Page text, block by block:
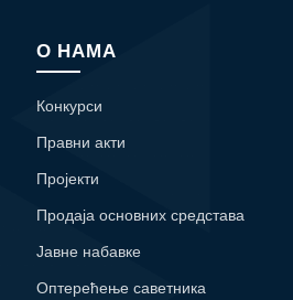
О НАМА
Конкурси
Правни акти
Пројекти
Продаја основних средстава
Јавне набавке
Оптерећење саветника